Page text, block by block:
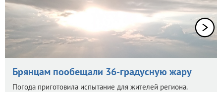
Брянцам пообещали 36-градусную жару
Погода приготовила испытание для жителей региона.